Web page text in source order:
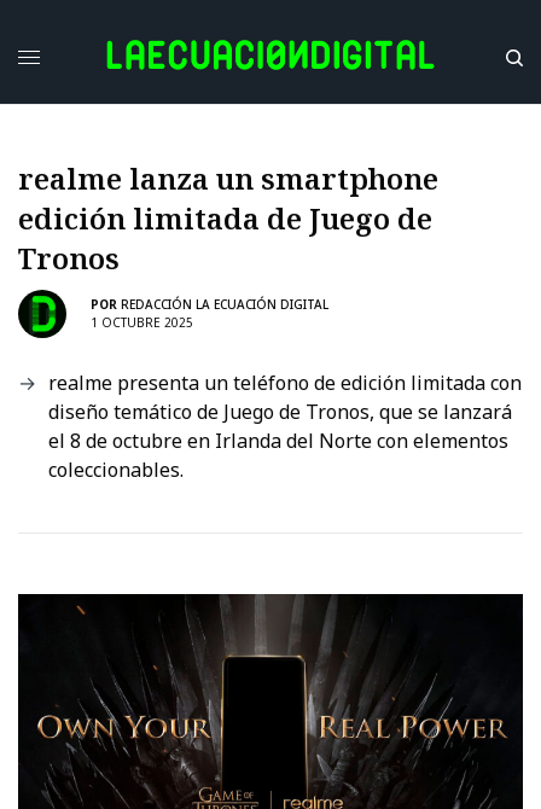
realme lanza un smartphone
edición limitada de Juego de
Tronos
POR REDACCIÓN LA ECUACIÓN DIGITAL
1 OCTUBRE 2025
realme presenta un teléfono de edición limitada con
diseño temático de Juego de Tronos, que se lanzará
el 8 de octubre en Irlanda del Norte con elementos
coleccionables.